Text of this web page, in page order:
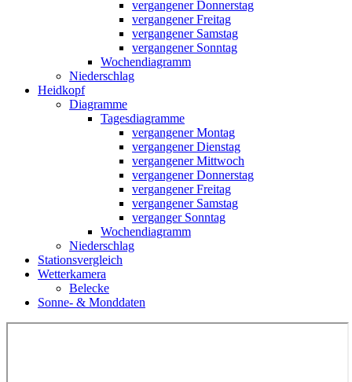
vergangener Donnerstag
vergangener Freitag
vergangener Samstag
vergangener Sonntag
Wochendiagramm
Niederschlag
Heidkopf
Diagramme
Tagesdiagramme
vergangener Montag
vergangener Dienstag
vergangener Mittwoch
vergangener Donnerstag
vergangener Freitag
vergangener Samstag
verganger Sonntag
Wochendiagramm
Niederschlag
Stationsvergleich
Wetterkamera
Belecke
Sonne- & Monddaten